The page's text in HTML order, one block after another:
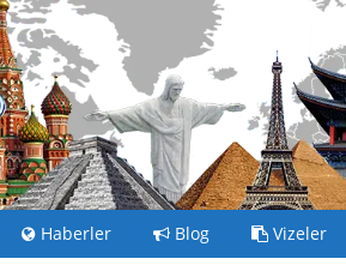
Haberler Blog Vizeler